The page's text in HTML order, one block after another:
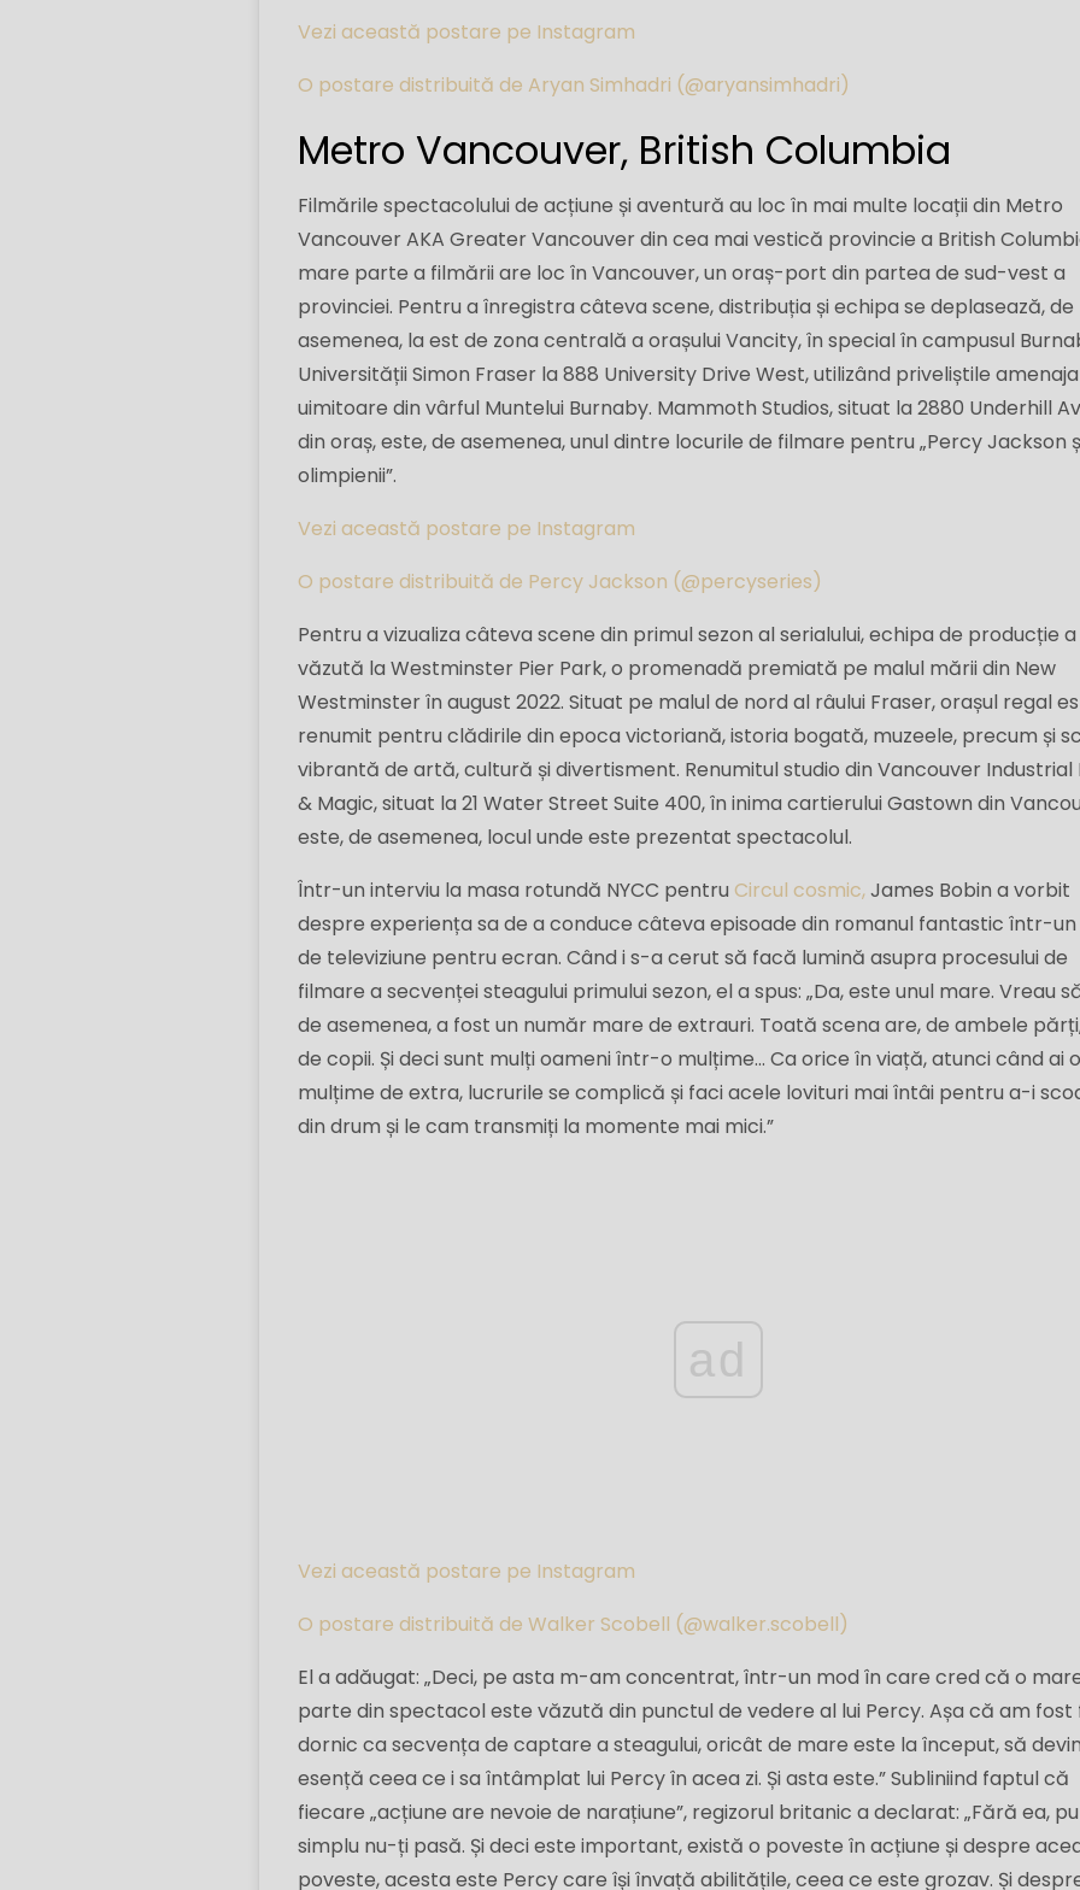
Vezi această postare pe Instagram
O postare distribuită de Aryan Simhadri (@aryansimhadri)
Metro Vancouver, British Columbia
Filmările spectacolului de acțiune și aventură au loc în mai multe locații din Metro
Vancouver AKA Greater Vancouver din cea mai vestică provincie a British
mare parte a filmării are loc în Vancouver, un oraș-port din partea de sud-vest a
provinciei. Pentru a înregistra câteva scene, distribuția și echipa se deplasează, de
asemenea, la est de zona centrală a orașului Vancity, în special în campusul
Universității Simon Fraser la 888 University Drive West, utilizând priveliștile
uimitoare din vârful Muntelui Burnaby. Mammoth Studios, situat la 2880 Underhill
din oraș, este, de asemenea, unul dintre locurile de filmare pentru „Percy Jackson
olimpienii”.
Vezi această postare pe Instagram
O postare distribuită de Percy Jackson (@percyseries)
Pentru a vizualiza câteva scene din primul sezon al serialului, echipa de producție
văzută la Westminster Pier Park, o promenadă premiată pe malul mării din New
Westminster în august 2022. Situat pe malul de nord al râului Fraser, orașul regal
renumit pentru clădirile din epoca victoriană, istoria bogată, muzeele, precum și
vibrantă de artă, cultură și divertisment. Renumitul studio din Vancouver Industrial
& Magic, situat la 21 Water Street Suite 400, în inima cartierului Gastown din
este, de asemenea, locul unde este prezentat spectacolul.
Într-un interviu la masa rotundă NYCC pentru Circul cosmic,James Bobin a vorbit
despre experiența sa de a conduce câteva episoade din romanul fantastic într-un
de televiziune pentru ecran. Când i s-a cerut să facă lumină asupra procesului de
filmare a secvenței steagului primului sezon, el a spus: „Da, este unul mare. Vreau
de asemenea, a fost un număr mare de extrauri. Toată scena are, de ambele
de copii. Și deci sunt mulți oameni într-o mulțime... Ca orice în viață, atunci când ai
mulțime de extra, lucrurile se complică și faci acele lovituri mai întâi pentru a-i
din drum și le cam transmiți la momente mai mici.”
ad
Vezi această postare pe Instagram
O postare distribuită de Walker Scobell (@walker.scobell)
El a adăugat: „Deci, pe asta m-am concentrat, într-un mod în care cred că o
parte din spectacol este văzută din punctul de vedere al lui Percy. Așa că am
dornic ca secvența de captare a steagului, oricât de mare este la început, să
esență ceea ce i sa întâmplat lui Percy în acea zi. Și asta este.” Subliniind faptul că
fiecare „acțiune are nevoie de narațiune”, regizorul britanic a declarat: „Fără ea,
simplu nu-ți pasă. Și deci este important, există o poveste în acțiune și despre
poveste, acesta este Percy care își învață abilitățile, ceea ce este grozav. Și